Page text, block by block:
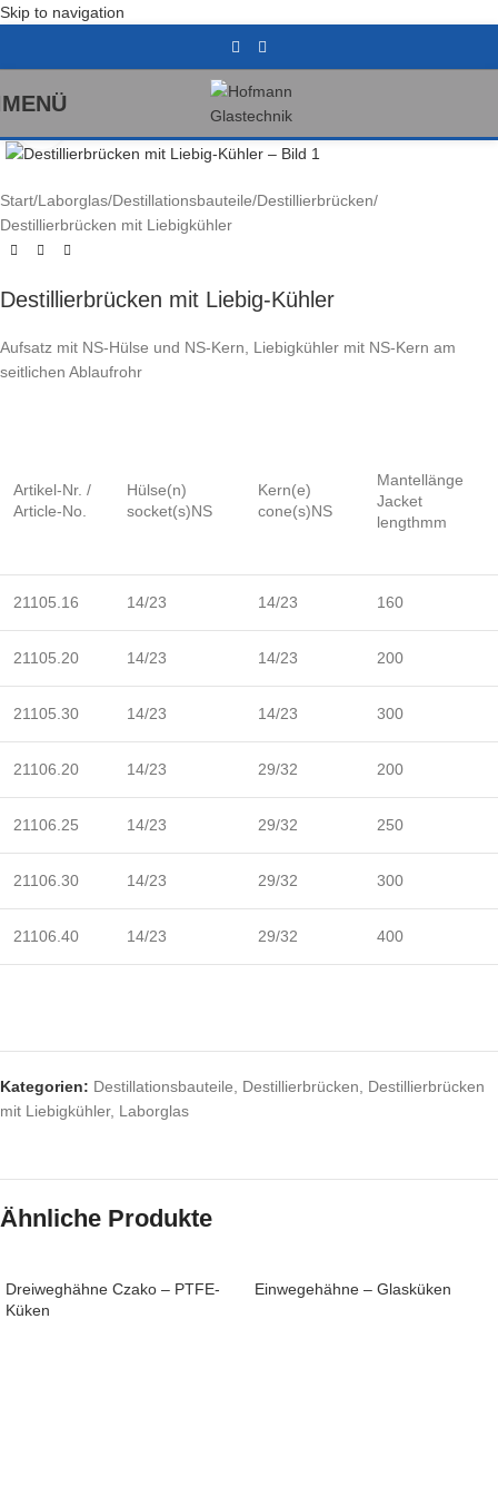
Skip to navigation
MENÜ
Klick zum Vergrößern
Start/Laborglas/Destillationsbauteile/Destillierbrücken/
Destillierbrücken mit Liebigkühler
Destillierbrücken mit Liebig-Kühler
Aufsatz mit NS-Hülse und NS-Kern, Liebigkühler mit NS-Kern am
seitlichen Ablaufrohr
Artikel-Nr. /
Article-No.
Hülse(n)
socket(s)NS
Kern(e)
cone(s)NS
Mantellänge
Jacket
lengthmm
21105.16 14/23 14/23 160
21105.20 14/23 14/23 200
21105.30 14/23 14/23 300
21106.20 14/23 29/32 200
21106.25 14/23 29/32 250
21106.30 14/23 29/32 300
21106.40 14/23 29/32 400
Kategorien: Destillationsbauteile, Destillierbrücken, Destillierbrücken
mit Liebigkühler, Laborglas
Ähnliche Produkte
Dreiweghähne Czako – PTFE-
Küken
Einwegehähne – Glasküken